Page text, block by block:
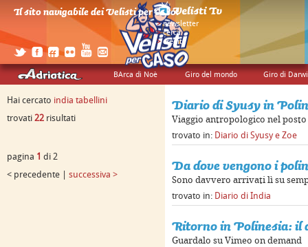
BArca di Noè Giro del mondo Giro di
Il sito navigabile dei Velisti per Caso!
> newsletter
> cerca
> credits
Hai cercato india tabellini
trovati 22 risultati
pagina 1 di 2
< precedente | successiva >
Diario di Syusy in
Viaggio antropologico nel
trovato in: Diario di Syusy e Zoe
Da dove vengono i
Sono davvero arrivati lì su
trovato in: Diario di India
Ritorno in Polinesia: il
Guardalo su Vimeo on demand